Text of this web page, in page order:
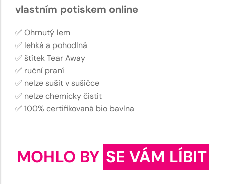
vlastním potiskem online
✅ Ohrnutý lem
✅ lehká a pohodlná
✅ štítek Tear Away
✅ ruční praní
✅ nelze sušit v sušičce
✅ nelze chemicky čistit
✅ 100% certifikovaná bio bavlna
MOHLO BY SE VÁM LÍBIT